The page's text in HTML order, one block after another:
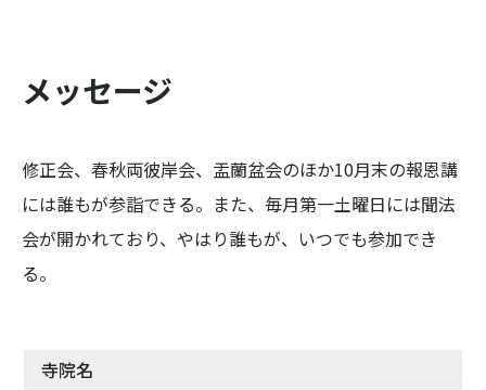
メッセージ
修正会、春秋両彼岸会、盂蘭盆会のほか10月末の報恩講
には誰もが参詣できる。また、毎月第一土曜日には聞法
会が開かれており、やはり誰もが、いつでも参加でき
る。
寺院名